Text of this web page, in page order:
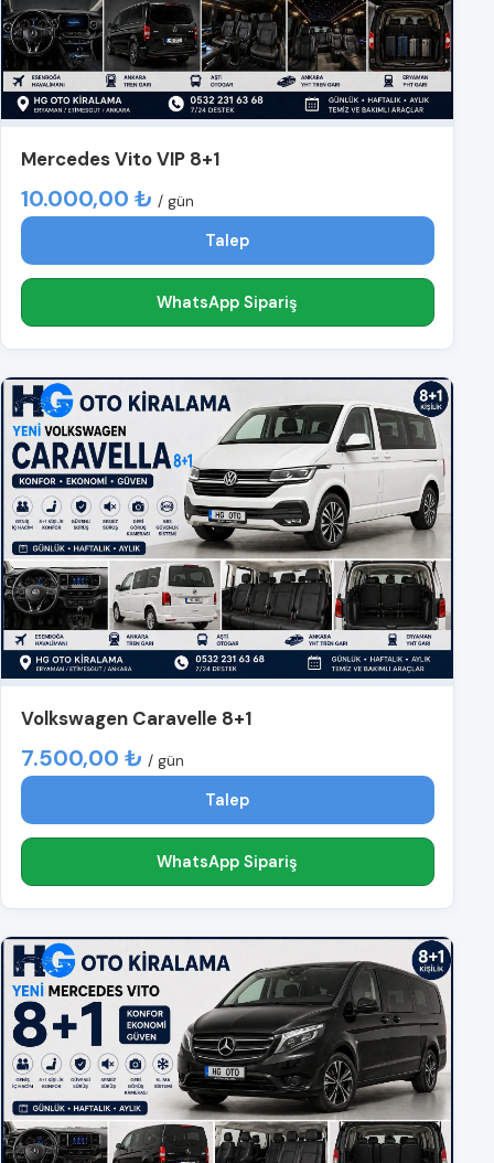
Mercedes Vito VIP 8+1
10.000,00 ₺ / gün
Talep
WhatsApp Sipariş
Volkswagen Caravelle 8+1
7.500,00 ₺ / gün
Talep
WhatsApp Sipariş